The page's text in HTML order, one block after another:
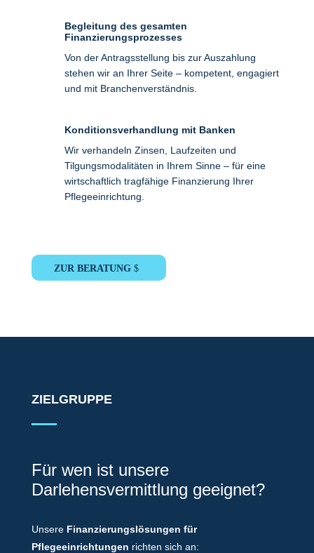
Begleitung des gesamten
Finanzierungsprozesses
Von der Antragsstellung bis zur Auszahlung
stehen wir an Ihrer Seite – kompetent, engagiert
und mit Branchenverständnis.
Konditionsverhandlung mit Banken
Wir verhandeln Zinsen, Laufzeiten und
Tilgungsmodalitäten in Ihrem Sinne – für eine
wirtschaftlich tragfähige Finanzierung Ihrer
Pflegeeinrichtung.
ZUR BERATUNG
ZIELGRUPPE
Für wen ist unsere
Darlehensvermittlung geeignet?
Unsere Finanzierungslösungen für
Pflegeeinrichtungen richten sich an: